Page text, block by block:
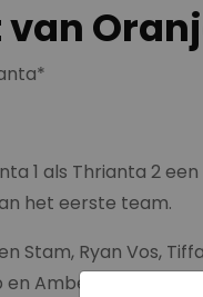
1 als Thrianta 2
het eerste team.
Stam, Ryan Vos,
en Amber Leffers.